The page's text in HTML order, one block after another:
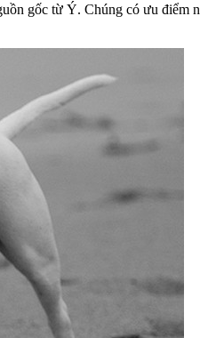
gốc từ Ý. Chúng có ưu điểm